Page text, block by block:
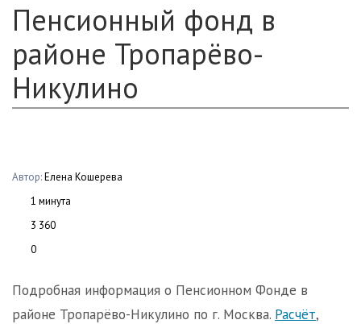
Пенсионный фонд в
районе Тропарёво-
Никулино
Автор:Елена Кошерева
1 минута
3 360
0
Подробная информация о Пенсионном Фонде в
районе Тропарёво-Никулино по г. Москва. Расчёт,